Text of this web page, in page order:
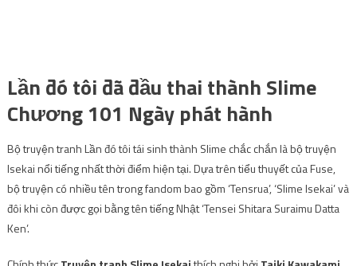
Lần đó tôi đã đầu thai thành Slime
Chương 101 Ngày phát hành
Bộ truyện tranh Lần đó tôi tái sinh thành Slime chắc chắn là bộ truyện
Isekai nổi tiếng nhất thời điểm hiện tại. Dựa trên tiểu thuyết của Fuse,
bộ truyện có nhiều tên trong fandom bao gồm ‘Tensrua’, ‘Slime Isekai’ và
đôi khi còn được gọi bằng tên tiếng Nhật ‘Tensei Shitara Suraimu Datta
Ken’.